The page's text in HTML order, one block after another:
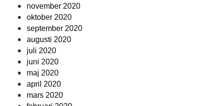
november 2020
oktober 2020
september 2020
augusti 2020
juli 2020
juni 2020
maj 2020
april 2020
mars 2020